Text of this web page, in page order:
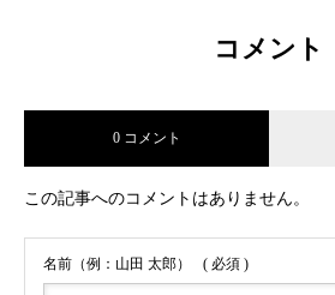
コメント
0 コメント
この記事へのコメントはありません。
名前（例：山田 太郎） ( 必須 )